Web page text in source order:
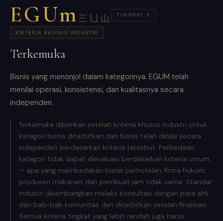
EGUm 三凵山 TINGKAT 3
KRITERIA KHUSUS INDUSTRI
Terkemuka
Bisnis yang menonjol dalam kategorinya. EGUM telah
menilai operasi, konsistensi, dan kualitasnya secara
independen.
Terkemuka diberikan setelah kriteria khusus industri untuk
kategori bisnis diterbitkan dan bisnis telah dinilai secara
independen berdasarkan kriteria tersebut. Perbedaan
kategori tidak dapat dievaluasi berdasarkan kriteria umum
— apa yang membedakan bisnis perhotelan, firma hukum,
produsen makanan, dan pembuat jam tidak sama. Standar
industri dikembangkan melalui konsultasi dengan para ahli
dan bab-bab komunitas dan diterbitkan setelah finalisasi.
Semua kriteria tingkat yang lebih rendah juga harus